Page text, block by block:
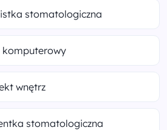
stomatologiczna
wnętrz
stomatologiczna